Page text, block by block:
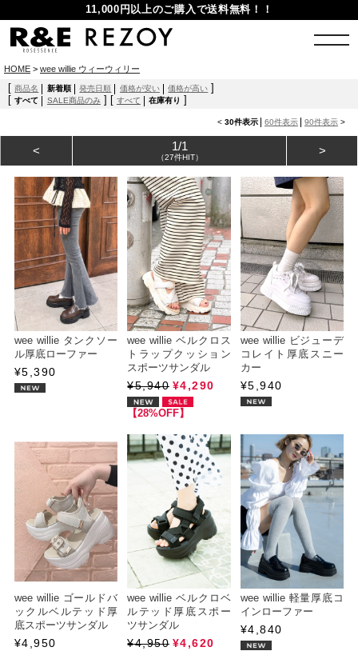
11,000円以上のご購入で送料無料！！
HOME > wee willie ウィーウィリー
[商品名 新着順 発売日順 価格が安い 価格が高い ]
[すべて SALE商品のみ ] [ すべて 在庫有り ]
< 30件表示 60件表示 90件表示 >
< 1/1
（27件HIT） >
wee willie タンクソー
ル厚底ローファー
¥5,390
wee willie ベルクロス
トラップクッション
スポーツサンダル
¥5,940 ¥4,290
【28%OFF】
wee willie ビジューデ
コレイト厚底スニー
カー
¥5,940
wee willie ゴールドバ
ックルベルテッド厚
底スポーツサンダル
¥4,950
wee willie ベルクロベ
ルテッド厚底スポー
ツサンダル
¥4,950 ¥4,620
wee willie 軽量厚底コ
インローファー
¥4,840